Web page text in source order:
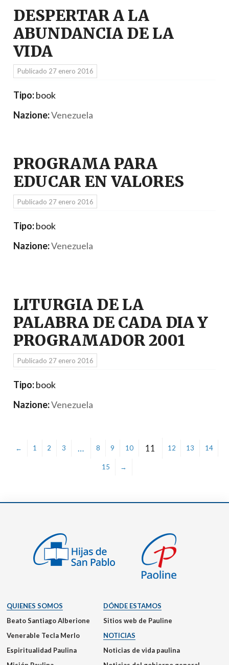
DESPERTAR A LA
ABUNDANCIA DE LA
VIDA
Publicado 27 enero 2016
Tipo:book
Nazione:Venezuela
PROGRAMA PARA
EDUCAR EN VALORES
Publicado 27 enero 2016
Tipo:book
Nazione:Venezuela
LITURGIA DE LA
PALABRA DE CADA DIA Y
PROGRAMADOR 2001
Publicado 27 enero 2016
Tipo:book
Nazione:Venezuela
← 1 2 3 … 8 9 10 11 12 13 14
15 →
QUIENES SOMOS
Beato Santiago Alberione
Venerable Tecla Merlo
Espiritualidad Paulina
DÓNDE ESTAMOS
Sitios web de Pauline
NOTICIAS
Noticias de vida paulina